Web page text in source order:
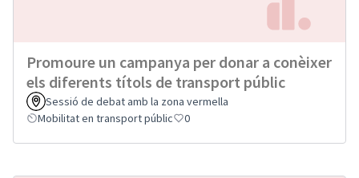
Promoure un campanya per donar a conèixer
els diferents títols de transport públic
Sessió de debat amb la zona vermella
Mobilitat en transport públic
0